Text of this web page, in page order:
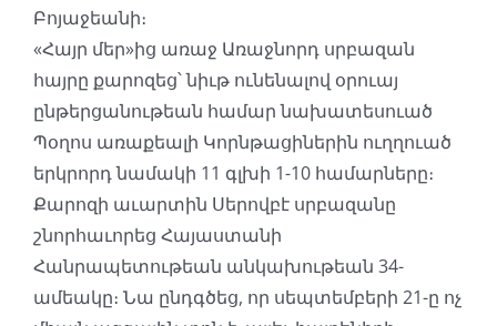
Բոյաջեանի։
«Հայր մեր»ից առաջ Առաջնորդ սրբազան
հայրը քարոզեց՝ նիւթ ունենալով օրուայ
ընթերցանութեան համար նախատեսուած
Պօղոս առաքեալի Կորնթացիներին ուղղուած
երկրորդ նամակի 11 գլխի 1-10 համարները։
Քարոզի աւարտին Սերովբէ սրբազանը
շնորհաւորեց Հայաստանի
Հանրապետութեան անկախութեան 34-
ամեակը։ Նա ընդգծեց, որ սեպտեմբերի 21-ը ոչ